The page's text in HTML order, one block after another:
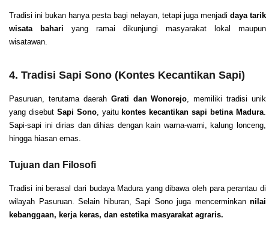
Tradisi ini bukan hanya pesta bagi nelayan, tetapi juga menjadi daya tarik
wisata bahari yang ramai dikunjungi masyarakat lokal maupun
wisatawan.
4. Tradisi Sapi Sono (Kontes Kecantikan Sapi)
Pasuruan, terutama daerah Grati dan Wonorejo , memiliki tradisi unik
yang disebut Sapi Sono, yaitukontes kecantikan sapi betina Madura
Sapi-sapi ini dirias dan dihias dengan kain warna-warni, kalung lonceng,
hingga hiasan emas.
Tujuan dan Filosofi
Tradisi ini berasal dari budaya Madura yang dibawa oleh para perantau di
wilayah Pasuruan. Selain hiburan, Sapi Sono juga mencerminkan nilai
kebanggaan, kerja keras, dan estetika masyarakat agraris.